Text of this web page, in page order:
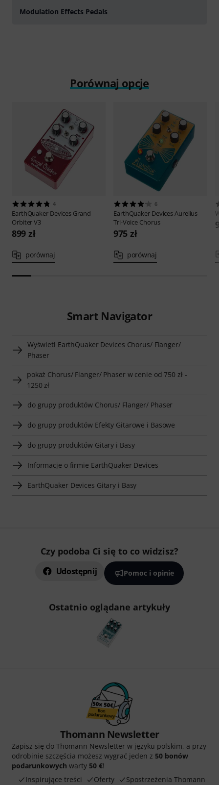
Modulation Effects Pedals
Porównaj opcje
4
EarthQuaker Devices Grand
Orbiter V3
899 zł
porównaj
6
EarthQuaker DevicesAurelius
Tri-Voice Chorus
975 zł
porównaj
Smart Navigator
Wyświetl EarthQuaker Devices Chorus/ Flanger/
Phaser
pokaż Chorus/ Flanger/ Phaser w cenie od 750 zł -
1250 zł
do grupy produktów Chorus/ Flanger/ Phaser
do grupy produktów Efekty Gitarowe i Basowe
do grupy produktów Gitary i Basy
Informacje o firmie EarthQuaker Devices
EarthQuaker Devices Gitary i Basy
Czy podoba Ci się to co widzisz?
Udostępnij Pomoc i opinie
Ostatnio oglądane artykuły
Thomann Newsletter
Zapisz się do Thomann Newsletter w języku polskim, a przy
odrobinie szczęścia możesz wygrać jeden z 50 bonów
podarunkowych warty 50 €!
Inspirujące treści
Oferty Spostrzeżenia Thomann